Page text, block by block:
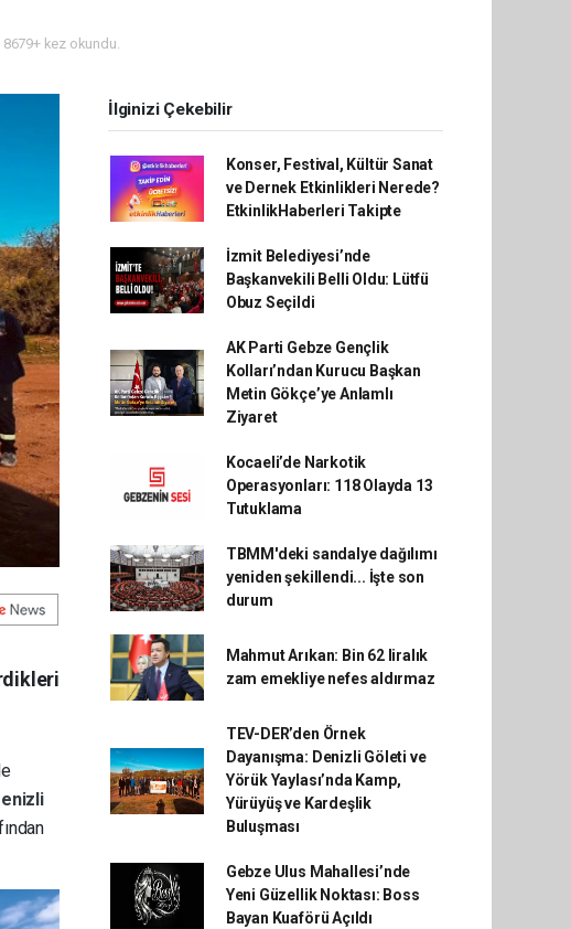
8679+ kez okundu.
İlginizi Çekebilir
Konser, Festival, Kültür Sanat
ve Dernek Etkinlikleri Nerede?
EtkinlikHaberleri Takipte
İzmit Belediyesi’nde
Başkanvekili Belli Oldu: Lütfü
Obuz Seçildi
AK Parti Gebze Gençlik
Kolları’ndan Kurucu Başkan
Metin Gökçe’ye Anlamlı
Ziyaret
Kocaeli’de Narkotik
Operasyonları: 118 Olayda 13
Tutuklama
TBMM'deki sandalye dağılımı
yeniden şekillendi... İşte son
durum
Mahmut Arıkan: Bin 62 liralık
zam emekliye nefes aldırmaz
TEV-DER’den Örnek
Dayanışma: Denizli Göleti ve
Yörük Yaylası’nda Kamp,
Yürüyüş ve Kardeşlik
Buluşması
Gebze Ulus Mahallesi’nde
Yeni Güzellik Noktası: Boss
Bayan Kuaförü Açıldı